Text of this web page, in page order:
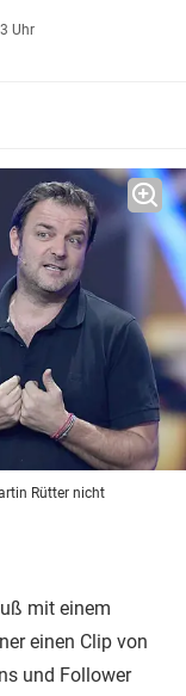
Uhr
Rütter nicht
mit einem
einen Clip von
und Follower